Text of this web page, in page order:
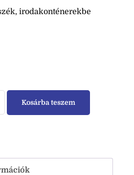
irodakonténerekbe
Kosárba teszem